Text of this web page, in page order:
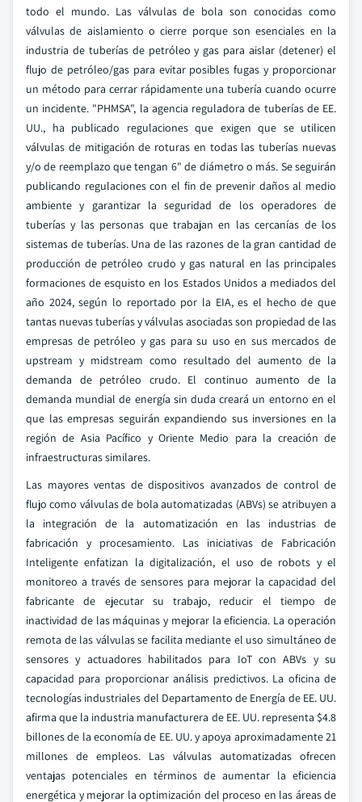
todo el mundo. Las válvulas de bola son conocidas como
válvulas de aislamiento o cierre porque son esenciales en la
industria de tuberías de petróleo y gas para aislar (detener) el
flujo de petróleo/gas para evitar posibles fugas y proporcionar
un método para cerrar rápidamente una tubería cuando ocurre
un incidente. "PHMSA", la agencia reguladora de tuberías de EE.
UU., ha publicado regulaciones que exigen que se utilicen
válvulas de mitigación de roturas en todas las tuberías nuevas
y/o de reemplazo que tengan 6" de diámetro o más. Se seguirán
publicando regulaciones con el fin de prevenir daños al medio
ambiente y garantizar la seguridad de los operadores de
tuberías y las personas que trabajan en las cercanías de los
sistemas de tuberías. Una de las razones de la gran cantidad de
producción de petróleo crudo y gas natural en las principales
formaciones de esquisto en los Estados Unidos a mediados del
año 2024, según lo reportado por la EIA, es el hecho de que
tantas nuevas tuberías y válvulas asociadas son propiedad de las
empresas de petróleo y gas para su uso en sus mercados de
upstream y midstream como resultado del aumento de la
demanda de petróleo crudo. El continuo aumento de la
demanda mundial de energía sin duda creará un entorno en el
que las empresas seguirán expandiendo sus inversiones en la
región de Asia Pacífico y Oriente Medio para la creación de
infraestructuras similares.
Las mayores ventas de dispositivos avanzados de control de
flujo como válvulas de bola automatizadas (ABVs) se atribuyen a
la integración de la automatización en las industrias de
fabricación y procesamiento. Las iniciativas de Fabricación
Inteligente enfatizan la digitalización, el uso de robots y el
monitoreo a través de sensores para mejorar la capacidad del
fabricante de ejecutar su trabajo, reducir el tiempo de
inactividad de las máquinas y mejorar la eficiencia. La operación
remota de las válvulas se facilita mediante el uso simultáneo de
sensores y actuadores habilitados para IoT con ABVs y su
capacidad para proporcionar análisis predictivos. La oficina de
tecnologías industriales del Departamento de Energía de EE. UU.
afirma que la industria manufacturera de EE. UU. representa $4.8
billones de la economía de EE. UU. y apoya aproximadamente 21
millones de empleos. Las válvulas automatizadas ofrecen
ventajas potenciales en términos de aumentar la eficiencia
energética y mejorar la optimización del proceso en las áreas de